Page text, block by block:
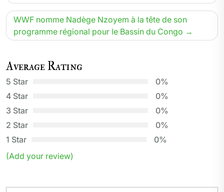
WWF nomme Nadège Nzoyem à la tête de son
programme régional pour le Bassin du Congo
Average Rating
5 Star
0%
4 Star
0%
3 Star
0%
2 Star
0%
1 Star
0%
(Add your review)